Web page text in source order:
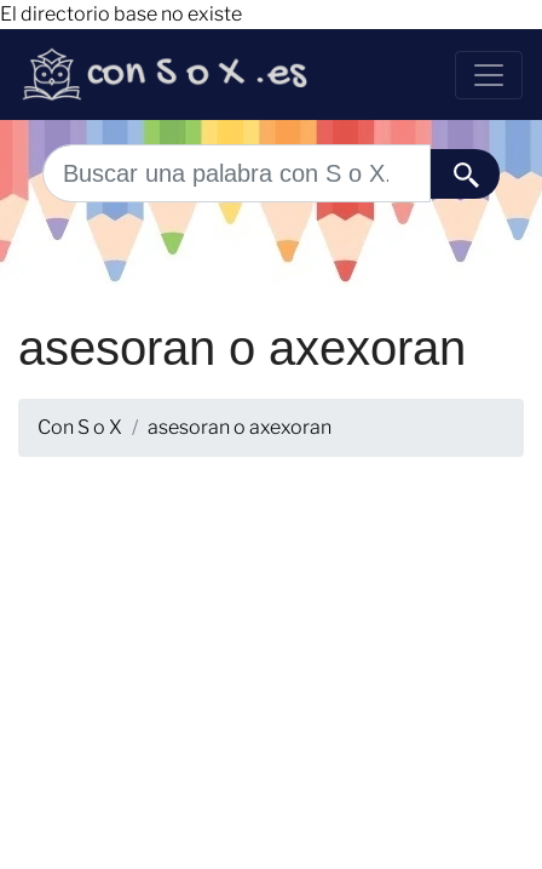
El directorio base no existe
asesoran o axexoran
Con S o X asesoran o axexoran